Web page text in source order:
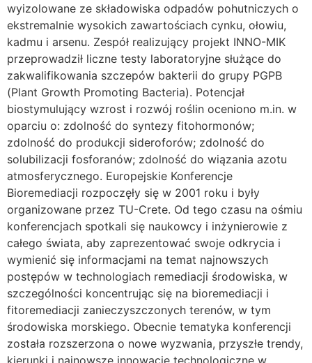
wyizolowane ze składowiska odpadów pohutniczych o
ekstremalnie wysokich zawartościach cynku, ołowiu,
kadmu i arsenu. Zespół realizujący projekt INNO-MIK
przeprowadził liczne testy laboratoryjne służące do
zakwalifikowania szczepów bakterii do grupy PGPB
(Plant Growth Promoting Bacteria). Potencjał
biostymulujący wzrost i rozwój roślin oceniono m.in. w
oparciu o: zdolność do syntezy fitohormonów;
zdolność do produkcji sideroforów; zdolność do
solubilizacji fosforanów; zdolność do wiązania azotu
atmosferycznego. Europejskie Konferencje
Bioremediacji rozpoczęły się w 2001 roku i były
organizowane przez TU-Crete. Od tego czasu na ośmiu
konferencjach spotkali się naukowcy i inżynierowie z
całego świata, aby zaprezentować swoje odkrycia i
wymienić się informacjami na temat najnowszych
postępów w technologiach remediacji środowiska, w
szczególności koncentrując się na bioremediacji i
fitoremediacji zanieczyszczonych terenów, w tym
środowiska morskiego. Obecnie tematyka konferencji
została rozszerzona o nowe wyzwania, przyszłe trendy,
kierunki i najnowsze innowacje technologiczne w